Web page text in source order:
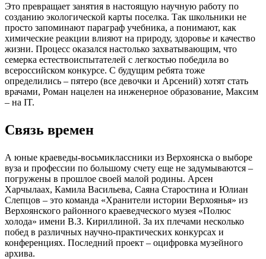
Это превращает занятия в настоящую научную работу по
созданию экологической карты поселка. Так школьники не
просто запоминают параграф учебника, а понимают, как
химические реакции влияют на природу, здоровье и качество
жизни. Процесс оказался настолько захватывающим, что
семерка естествоиспытателей с легкостью победила во
всероссийском конкурсе. С будущим ребята тоже
определились – пятеро (все девочки и Арсений) хотят стать
врачами, Роман нацелен на инженерное образование, Максим
– на IT.
Связь времен
А юные краеведы-восьмиклассники из Верхоянска о выборе
вуза и профессии по большому счету еще не задумываются –
погружены в прошлое своей малой родины. Арсен
Харчылаах, Камила Васильева, Саяна Старостина и Юлиан
Слепцов – это команда «Хранители истории Верхоянья» из
Верхоянского районного краеведческого музея «Полюс
холода» имени В.З. Кириллиной. За их плечами несколько
побед в различных научно-практических конкурсах и
конференциях. Последний проект – оцифровка музейного
архива.